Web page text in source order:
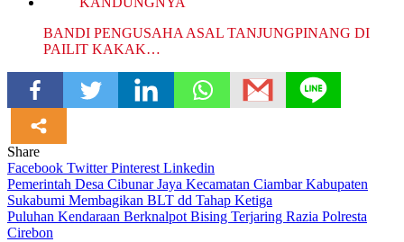
BANDI PENGUSAHA ASAL TANJUNGPINANG DI
PAILIT KAKAK…
Share
Facebook TwitterPinterest Linkedin
Navigasi
pos
Pemerintah Desa Cibunar Jaya Kecamatan Ciambar Kabupaten
Sukabumi Membagikan BLT dd Tahap Ketiga
Puluhan Kendaraan Berknalpot Bising Terjaring Razia Polresta
Cirebon